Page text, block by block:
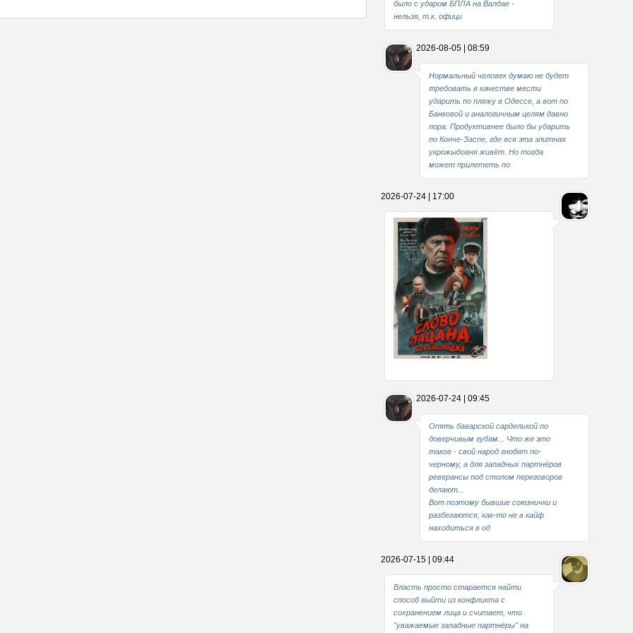
было с ударом БПЛА на Валдае -
нельзя, т.к. офици
2026-08-05 | 08:59
Нормальный человек думаю не будет
требовать в качестве мести
ударить по пляжу в Одессе, а вот по
Банковой и аналогичным целям давно
пора. Продуктивнее было бы ударить
по Конче-Заспе, где вся эта элитная
укрожыдовня живёт. Но тогда
может прилететь по
2026-07-24 | 17:00
В свое время
2026-07-24 | 09:45
Опять баварской сарделькой по
доверчивым губам... Что же это
такое - свой народ гнобят по-
черному, а для западных партнёров
реверансы под столом переговоров
делают...
Вот поэтому бывшие союзнички и
разбегаются, как-то не в кайф
находиться в од
2026-07-15 | 09:44
Власть просто старается найти
способ выйти из конфликта с
сохранением лица и считает, что
"уважаемые западные партнёры" на